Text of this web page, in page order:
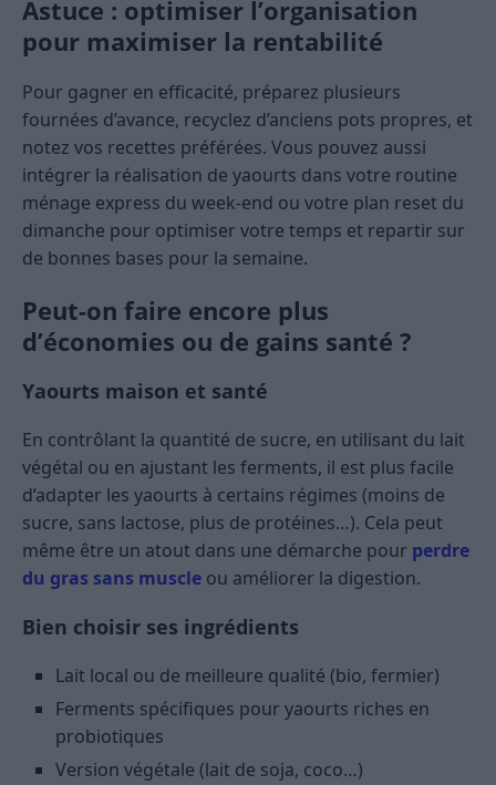
Astuce : optimiser l’organisation
pour maximiser la rentabilité
Pour gagner en efficacité, préparez plusieurs
fournées d’avance, recyclez d’anciens pots propres, et
notez vos recettes préférées. Vous pouvez aussi
intégrer la réalisation de yaourts dans votre routine
ménage express du week-end ou votre plan reset du
dimanche pour optimiser votre temps et repartir sur
de bonnes bases pour la semaine.
Peut-on faire encore plus
d’économies ou de gains santé ?
Yaourts maison et santé
En contrôlant la quantité de sucre, en utilisant du lait
végétal ou en ajustant les ferments, il est plus facile
d’adapter les yaourts à certains régimes (moins de
sucre, sans lactose, plus de protéines…). Cela peut
même être un atout dans une démarche pour perdre
du gras sans muscle ou améliorer la digestion.
Bien choisir ses ingrédients
Lait local ou de meilleure qualité (bio, fermier)
Ferments spécifiques pour yaourts riches en
probiotiques
Version végétale (lait de soja, coco…)